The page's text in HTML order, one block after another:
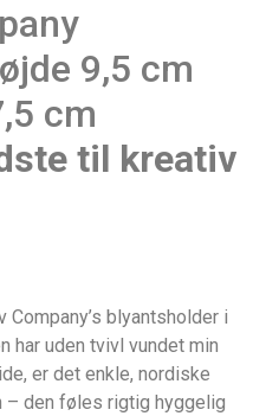
9,5 cm
cm
til kreativ
blyantsholder i
har uden tvivl vundet min
er det enkle, nordiske
den føles rigtig hyggelig